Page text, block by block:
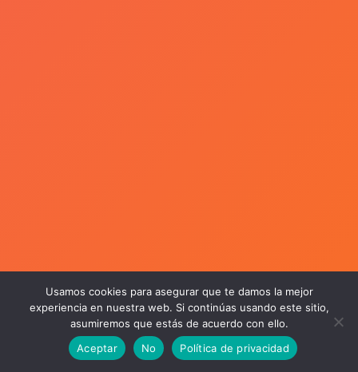
Usamos cookies para asegurar que te damos la mejor
experiencia en nuestra web. Si continúas usando este sitio,
asumiremos que estás de acuerdo con ello.
Aceptar
No Política de privacidad